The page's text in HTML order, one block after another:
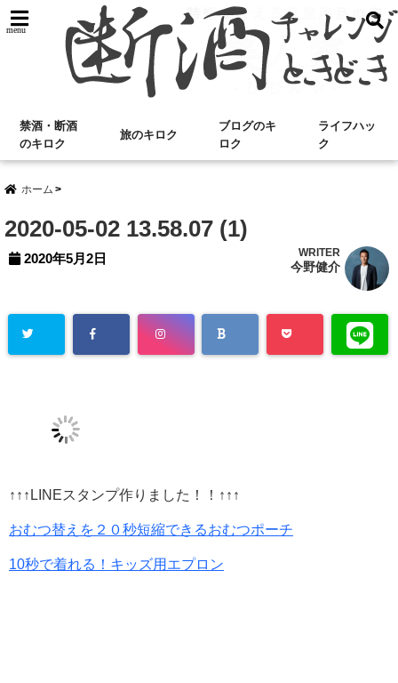
menu
禁酒・断酒
のキロク
旅のキロク
ブログのキ
ロク
ライフハッ
ク
ホーム
2020-05-02 13.58.07 (1)
2020年5月2日 WRITER
今野健介
↑↑↑LINEスタンプ作りました！！↑↑↑
おむつ替えを２０秒短縮できるおむつポーチ
10秒で着れる！キッズ用エプロン